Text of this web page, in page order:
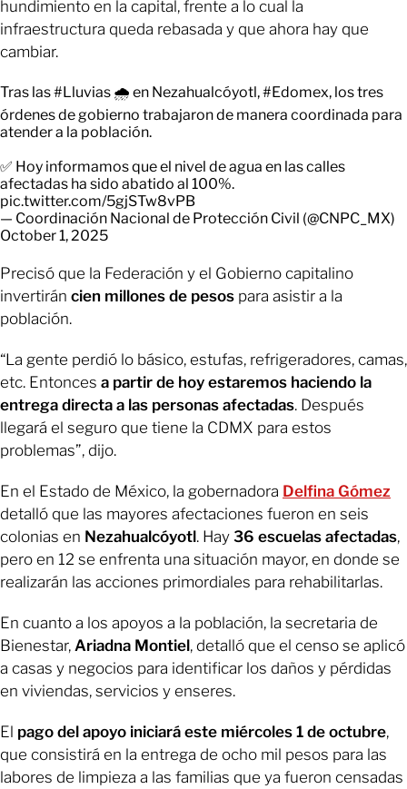
hundimiento en la capital, frente a lo cual la
infraestructura queda rebasada y que ahora hay que
cambiar.
Tras las#Lluvias 🌧️ en Nezahualcóyotl,#Edomex, los tres
órdenes de gobierno trabajaron de manera coordinada para
atender a la población.
✅ Hoy informamos que el nivel de agua en las calles
afectadas ha sido abatido al 100%.
pic.twitter.com/5gjSTw8vPB
— Coordinación Nacional de Protección Civil (@CNPC_MX)
October 1, 2025
Precisó que la Federación y el Gobierno capitalino
invertirán cien millones de pesos para asistir a la
población.
“La gente perdió lo básico, estufas, refrigeradores, camas,
etc. Entonces a partir de hoy estaremos haciendo la
entrega directa a las personas afectadas. Después
llegará el seguro que tiene la CDMX para estos
problemas”, dijo.
En el Estado de México, la gobernadora Delfina Gómez
detalló que las mayores afectaciones fueron en seis
colonias en Nezahualcóyotl. Hay 36 escuelas afectadas,
pero en 12 se enfrenta una situación mayor, en donde se
realizarán las acciones primordiales para rehabilitarlas.
En cuanto a los apoyos a la población, la secretaria de
Bienestar, Ariadna Montiel, detalló que el censo se aplicó
a casas y negocios para identificar los daños y pérdidas
en viviendas, servicios y enseres.
El pago del apoyo iniciará este miércoles 1 de octubre,
que consistirá en la entrega de ocho mil pesos para las
labores de limpieza a las familias que ya fueron censadas